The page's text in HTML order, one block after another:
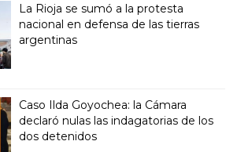
La Rioja se sumó a la protesta
nacional en defensa de las tierras
argentinas
Caso Ilda Goyochea: la Cámara
declaró nulas las indagatorias de los
dos detenidos